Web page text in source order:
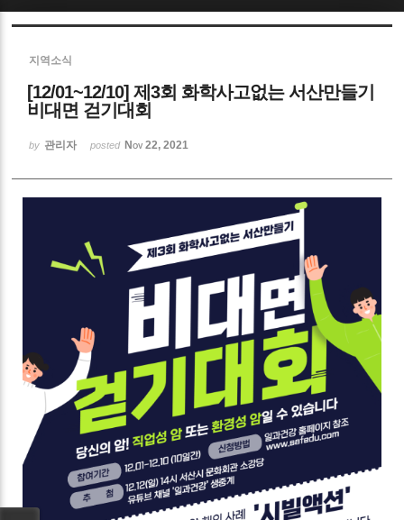
지역소식
[12/01~12/10] 제3회 화학사고없는 서산만들기
비대면 걷기대회
by 관리자 posted Nov 22, 2021
Sketchbook5, 스케치북5
Sketchbook5, 스케치북5